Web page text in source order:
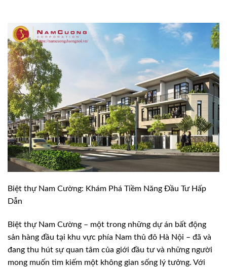
Biệt thự Nam Cường: Khám Phá Tiềm Năng Đầu Tư Hấp
Dẫn
Biệt thự Nam Cường – một trong những dự án bất động
sản hàng đầu tại khu vực phía Nam thủ đô Hà Nội – đã và
đang thu hút sự quan tâm của giới đầu tư và những người
mong muốn tìm kiếm một không gian sống lý tưởng. Với